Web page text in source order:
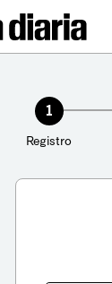
1
Registro